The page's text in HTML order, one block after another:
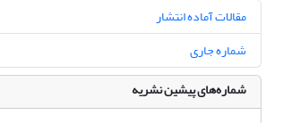
مقالات آماده انتشار
شماره جاری
شماره‌های پیشین نشریه